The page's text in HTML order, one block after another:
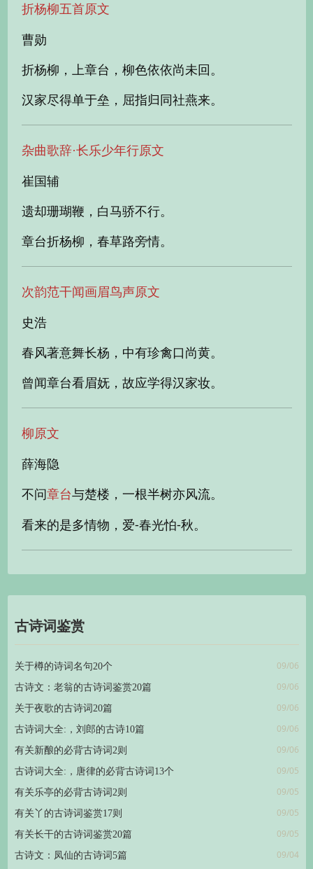
折杨柳五首原文
曹勋
折杨柳，上章台，柳色依依尚未回。
汉家尽得单于垒，屈指归同社燕来。
杂曲歌辞·长乐少年行原文
崔国辅
遗却珊瑚鞭，白马骄不行。
章台折杨柳，春草路旁情。
次韵范干闻画眉鸟声原文
史浩
春风著意舞长杨，中有珍禽口尚黄。
曾闻章台看眉妩，故应学得汉家妆。
柳原文
薛海隐
不问章台与楚楼，一根半树亦风流。
看来的是多情物，爱-春光怕-秋。
古诗词鉴赏
关于樽的诗词名句20个 09/06
古诗文：老翁的古诗词鉴赏20篇 09/06
关于夜歌的古诗词20篇 09/06
古诗词大全:，刘郎的古诗10篇 09/06
有关新酿的必背古诗词2则 09/06
古诗词大全:，唐律的必背古诗词13个 09/05
有关乐亭的必背古诗词2则 09/05
有关丫的古诗词鉴赏17则 09/05
有关长干的古诗词鉴赏20篇 09/05
古诗文：凤仙的古诗词5篇 09/04